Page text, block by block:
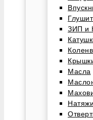
ЗИП и
Масла